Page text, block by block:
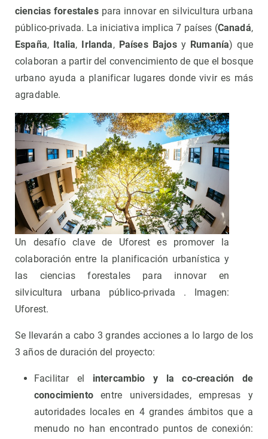
ciencias forestalespara innovar en silvicultura urbana
público-privada. La iniciativa implica 7 países (Canadá,
España, Italia, Irlanda, Países Bajosy Rumanía) que
colaboran a partir del convencimiento de que el bosque
urbano ayuda a planificar lugares donde vivir es más
agradable.
Un desafío clave de Uforest es promover la
colaboración entre la planificación urbanística y
las ciencias forestales para innovar en
silvicultura urbana público-privada . Imagen:
Uforest.
Se llevarán a cabo 3 grandes acciones a lo largo de los
3 años de duración del proyecto:
Facilitar el intercambio y la co-creación de
conocimientoentre universidades, empresas y
autoridades locales en 4 grandes ámbitos que a
menudo no han encontrado puntos de conexión: